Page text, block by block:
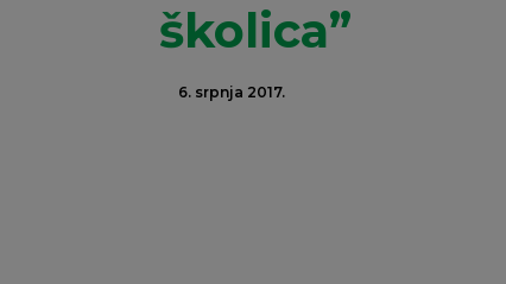
školica”
6. srpnja 2017.